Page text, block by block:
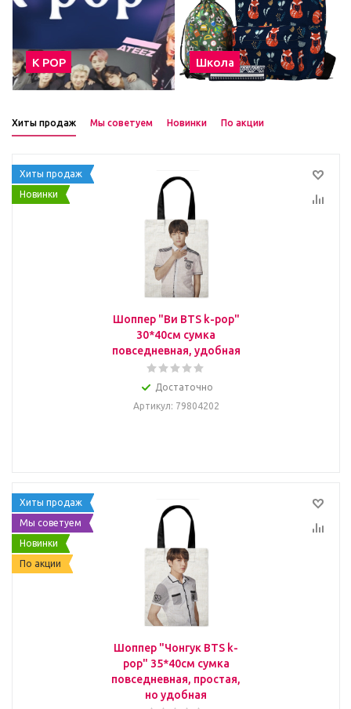
К POP Школа
Хиты продаж Мы советуем Новинки По акции
Хиты продаж
Новинки
Шоппер "Ви BTS k-pop"
30*40см сумка
повседневная, удобная
Достаточно
Артикул: 79804202
Хиты продаж
Мы советуем
Новинки
По акции
Шоппер "Чонгук BTS k-
pop" 35*40см сумка
повседневная, простая,
но удобная